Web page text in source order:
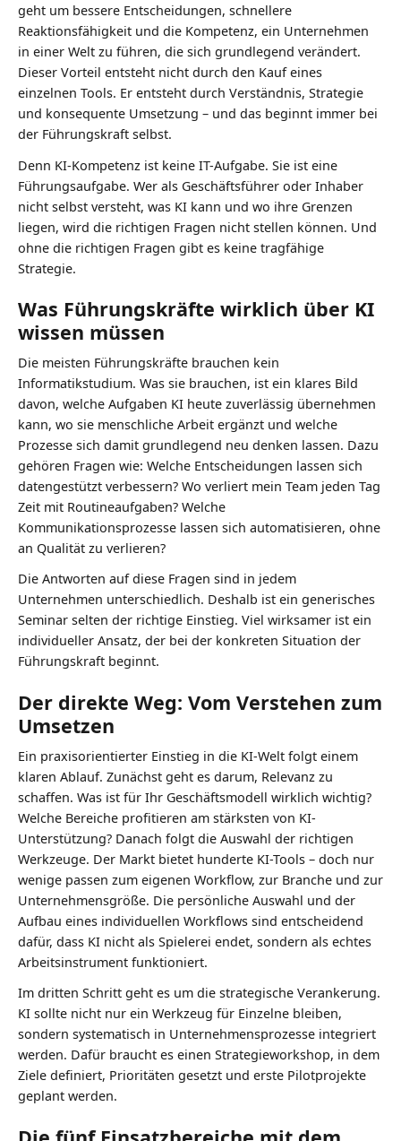
geht um bessere Entscheidungen, schnellere
Reaktionsfähigkeit und die Kompetenz, ein Unternehmen
in einer Welt zu führen, die sich grundlegend verändert.
Dieser Vorteil entsteht nicht durch den Kauf eines
einzelnen Tools. Er entsteht durch Verständnis, Strategie
und konsequente Umsetzung – und das beginnt immer bei
der Führungskraft selbst.
Denn KI-Kompetenz ist keine IT-Aufgabe. Sie ist eine
Führungsaufgabe. Wer als Geschäftsführer oder Inhaber
nicht selbst versteht, was KI kann und wo ihre Grenzen
liegen, wird die richtigen Fragen nicht stellen können. Und
ohne die richtigen Fragen gibt es keine tragfähige
Strategie.
Was Führungskräfte wirklich über KI
wissen müssen
Die meisten Führungskräfte brauchen kein
Informatikstudium. Was sie brauchen, ist ein klares Bild
davon, welche Aufgaben KI heute zuverlässig übernehmen
kann, wo sie menschliche Arbeit ergänzt und welche
Prozesse sich damit grundlegend neu denken lassen. Dazu
gehören Fragen wie: Welche Entscheidungen lassen sich
datengestützt verbessern? Wo verliert mein Team jeden Tag
Zeit mit Routineaufgaben? Welche
Kommunikationsprozesse lassen sich automatisieren, ohne
an Qualität zu verlieren?
Die Antworten auf diese Fragen sind in jedem
Unternehmen unterschiedlich. Deshalb ist ein generisches
Seminar selten der richtige Einstieg. Viel wirksamer ist ein
individueller Ansatz, der bei der konkreten Situation der
Führungskraft beginnt.
Der direkte Weg: Vom Verstehen zum
Umsetzen
Ein praxisorientierter Einstieg in die KI-Welt folgt einem
klaren Ablauf. Zunächst geht es darum, Relevanz zu
schaffen. Was ist für Ihr Geschäftsmodell wirklich wichtig?
Welche Bereiche profitieren am stärksten von KI-
Unterstützung? Danach folgt die Auswahl der richtigen
Werkzeuge. Der Markt bietet hunderte KI-Tools – doch nur
wenige passen zum eigenen Workflow, zur Branche und zur
Unternehmensgröße. Die persönliche Auswahl und der
Aufbau eines individuellen Workflows sind entscheidend
dafür, dass KI nicht als Spielerei endet, sondern als echtes
Arbeitsinstrument funktioniert.
Im dritten Schritt geht es um die strategische Verankerung.
KI sollte nicht nur ein Werkzeug für Einzelne bleiben,
sondern systematisch in Unternehmensprozesse integriert
werden. Dafür braucht es einen Strategieworkshop, in dem
Ziele definiert, Prioritäten gesetzt und erste Pilotprojekte
geplant werden.